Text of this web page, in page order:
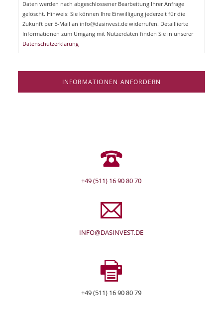
Daten werden nach abgeschlossener Bearbeitung Ihrer Anfrage
gelöscht. Hinweis: Sie können Ihre Einwilligung jederzeit für die
Zukunft per E-Mail an info@dasinvest.de widerrufen. Detaillierte
Informationen zum Umgang mit Nutzerdaten finden Sie in unserer
Datenschutzerklärung
INFORMATIONEN ANFORDERN
+49 (511) 16 90 80 70
INFO@DASINVEST.DE
+49 (511) 16 90 80 79